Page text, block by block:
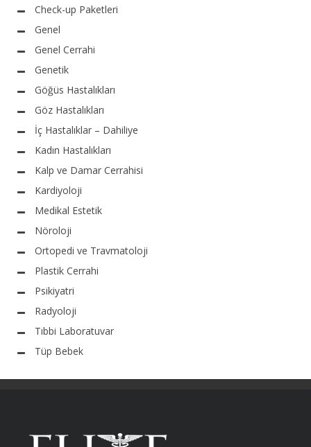
Check-up Paketleri
Genel
Genel Cerrahi
Genetik
Göğüs Hastalıkları
Göz Hastalıkları
İç Hastalıklar – Dahiliye
Kadın Hastalıkları
Kalp ve Damar Cerrahisi
Kardiyoloji
Medikal Estetik
Nöroloji
Ortopedi ve Travmatoloji
Plastik Cerrahi
Psikiyatri
Radyoloji
Tıbbi Laboratuvar
Tüp Bebek